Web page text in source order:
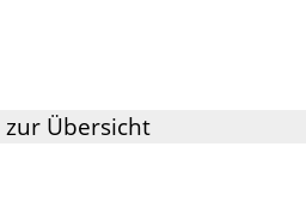
zur Übersicht